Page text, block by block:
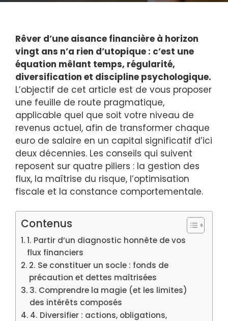
Rêver d’une aisance financière à horizon
vingt ans n’a rien d’utopique : c’est une
équation mêlant temps, régularité,
diversification et discipline psychologique.
L’objectif de cet article est de vous proposer
une feuille de route pragmatique,
applicable quel que soit votre niveau de
revenus actuel, afin de transformer chaque
euro de salaire en un capital significatif d’ici
deux décennies. Les conseils qui suivent
reposent sur quatre piliers : la gestion des
flux, la maîtrise du risque, l’optimisation
fiscale et la constance comportementale.
Contenus
1. Partir d’un diagnostic honnête de vos
flux financiers
2. Se constituer un socle : fonds de
précaution et dettes maîtrisées
3. Comprendre la magie (et les limites)
des intérêts composés
4. Diversifier : actions, obligations,